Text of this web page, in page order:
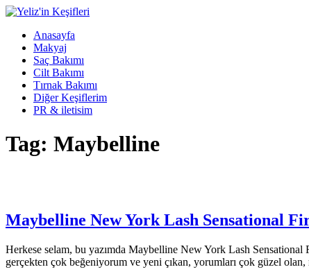
Anasayfa
Makyaj
Saç Bakımı
Cilt Bakımı
Tırnak Bakımı
Diğer Keşiflerim
PR & iletisim
Tag: Maybelline
Maybelline New York Lash Sensational
Herkese selam, bu yazımda Maybelline New York Lash Sensational
gerçekten çok beğeniyorum ve yeni çıkan, yorumları çok güzel